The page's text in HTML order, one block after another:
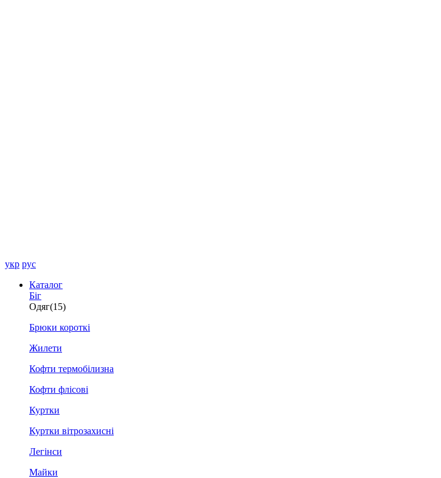
укр рус
Каталог
Біг
Одяг(15)
Брюки короткі
Жилети
Кофти термобілизна
Кофти флісові
Куртки
Куртки вітрозахисні
Легінси
Майки